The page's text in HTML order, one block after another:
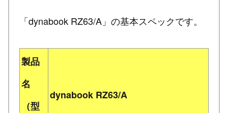
「dynabook RZ63/A」の基本スペックです。
製品
名
（型
dynabook RZ63/A